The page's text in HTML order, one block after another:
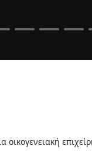
οικογενειακή